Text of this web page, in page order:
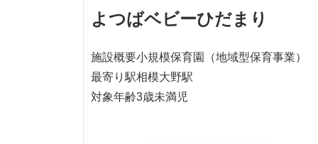
よつばベビーひだまり
施設概要小規模保育園
（地域型保育事業）
最寄り駅相模大野駅
対象年齢3歳未満児